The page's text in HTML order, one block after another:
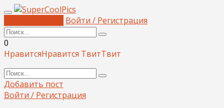
Войти / Регистрация
0
НравитсяНравится ТвитТвит
Добавить пост
Войти / Регистрация